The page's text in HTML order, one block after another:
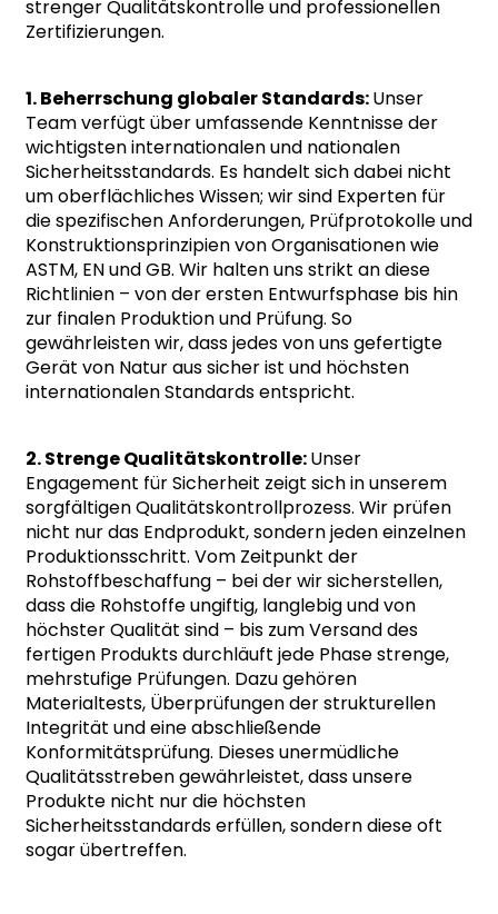
strenger Qualitätskontrolle und professionellen
Zertifizierungen.
1. Beherrschung globaler Standards:Unser
Team verfügt über umfassende Kenntnisse der
wichtigsten internationalen und nationalen
Sicherheitsstandards. Es handelt sich dabei nicht
um oberflächliches Wissen; wir sind Experten für
die spezifischen Anforderungen, Prüfprotokolle und
Konstruktionsprinzipien von Organisationen wie
ASTM, EN und GB. Wir halten uns strikt an diese
Richtlinien – von der ersten Entwurfsphase bis hin
zur finalen Produktion und Prüfung. So
gewährleisten wir, dass jedes von uns gefertigte
Gerät von Natur aus sicher ist und höchsten
internationalen Standards entspricht.
2. Strenge Qualitätskontrolle:Unser
Engagement für Sicherheit zeigt sich in unserem
sorgfältigen Qualitätskontrollprozess. Wir prüfen
nicht nur das Endprodukt, sondern jeden einzelnen
Produktionsschritt. Vom Zeitpunkt der
Rohstoffbeschaffung – bei der wir sicherstellen,
dass die Rohstoffe ungiftig, langlebig und von
höchster Qualität sind – bis zum Versand des
fertigen Produkts durchläuft jede Phase strenge,
mehrstufige Prüfungen. Dazu gehören
Materialtests, Überprüfungen der strukturellen
Integrität und eine abschließende
Konformitätsprüfung. Dieses unermüdliche
Qualitätsstreben gewährleistet, dass unsere
Produkte nicht nur die höchsten
Sicherheitsstandards erfüllen, sondern diese oft
sogar übertreffen.